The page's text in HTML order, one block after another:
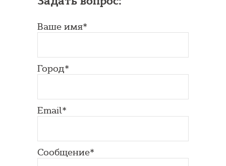
Ваше имя*
Город*
Email*
Сообщение*